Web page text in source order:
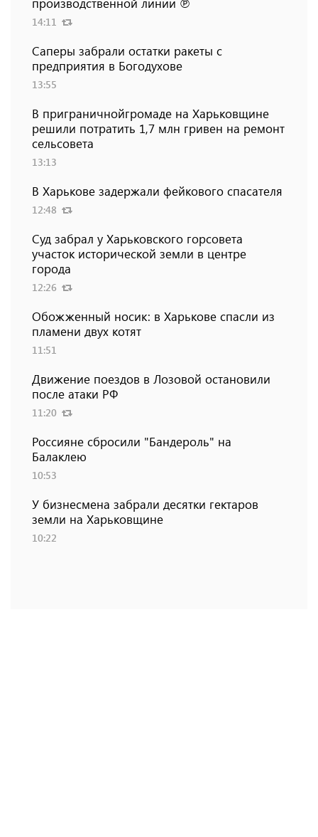
14:11
Саперы забрали остатки ракеты с
предприятия в Богодухове
13:55
В приграничнойгромаде на Харьковщине
решили потратить 1,7 млн ​​гривен на ремонт
сельсовета
13:13
В Харькове задержали фейкового спасателя
12:48
Суд забрал у Харьковского горсовета
участок исторической земли в центре
города
12:26
Обожженный носик: в Харькове спасли из
пламени двух котят
11:51
Движение поездов в Лозовой остановили
после атаки РФ
11:20
Россияне сбросили "Бандероль" на
Балаклею
10:53
У бизнесмена забрали десятки гектаров
земли на Харьковщине
10:22